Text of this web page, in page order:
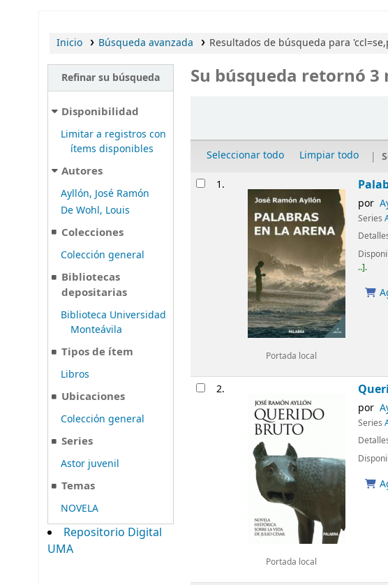
Inicio Búsqueda avanzada Resultados de búsqueda para
Refinar su búsqueda
Disponibilidad
Limitar a registros con
ítems disponibles
Autores
Ayllón, José Ramón
De Wohl, Louis
Colecciones
Colección general
Bibliotecas
depositarias
Biblioteca Universidad
Monteávila
Tipos de ítem
Libros
Ubicaciones
Colección general
Series
Astor juvenil
Temas
NOVELA
Repositorio Digital
UMA
Su búsqueda retornó 3
Seleccionar todo Limpiar todo
Resultados
1.
Portada local
por
Series
.. .
2.
Portada local
por
Series